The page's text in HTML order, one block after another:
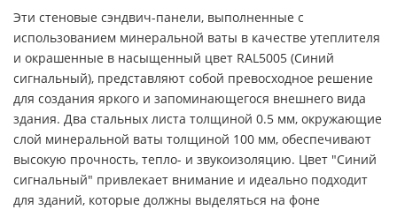
Эти стеновые сэндвич-панели, выполненные с
использованием минеральной ваты в качестве утеплителя
и окрашенные в насыщенный цвет RAL5005 (Синий
сигнальный), представляют собой превосходное решение
для создания яркого и запоминающегося внешнего вида
здания. Два стальных листа толщиной 0.5 мм, окружающие
слой минеральной ваты толщиной 100 мм, обеспечивают
высокую прочность, тепло- и звукоизоляцию. Цвет "Синий
сигнальный" привлекает внимание и идеально подходит
для зданий, которые должны выделяться на фоне